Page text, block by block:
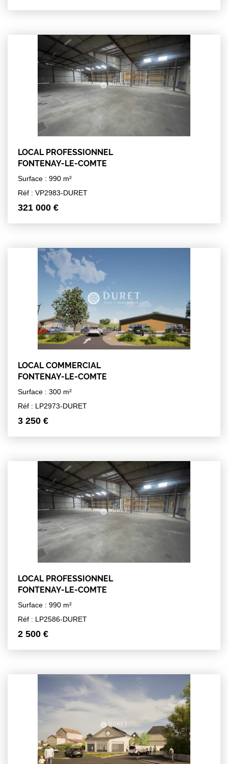
LOCAL PROFESSIONNEL
FONTENAY-LE-COMTE
Surface : 990 m²
Réf : VP2983-DURET
321 000 €
LOCAL COMMERCIAL
FONTENAY-LE-COMTE
Surface : 300 m²
Réf : LP2973-DURET
3 250 €
LOCAL PROFESSIONNEL
FONTENAY-LE-COMTE
Surface : 990 m²
Réf : LP2586-DURET
2 500 €